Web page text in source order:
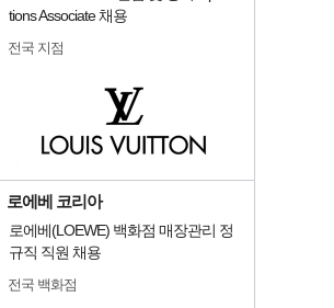
tions Associate 채용
전국 지점
로에베 코리아
로에베(LOEWE) 백화점 매장관리 정
규직 직원 채용
전국 백화점